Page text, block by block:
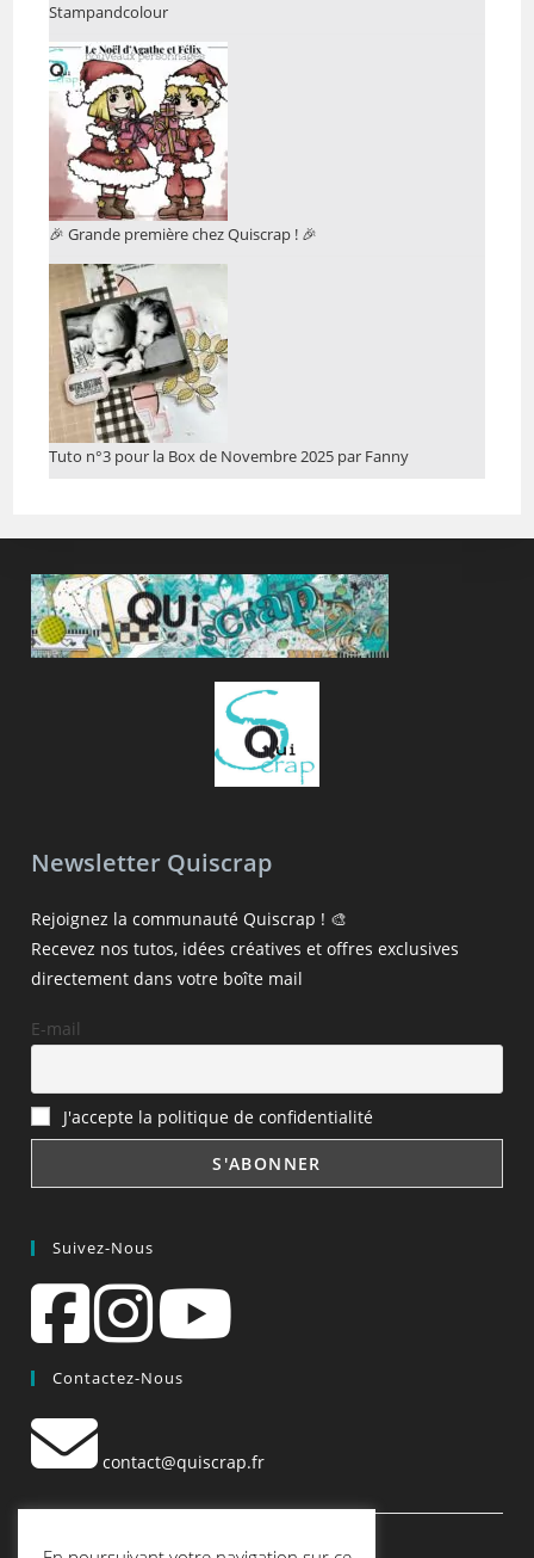
Stampandcolour
🎉 Grande première chez Quiscrap ! 🎉
Tuto n°3 pour la Box de Novembre 2025 par Fanny
Newsletter Quiscrap
Rejoignez la communauté Quiscrap ! 🎨
Recevez nos tutos, idées créatives et offres exclusives
directement dans votre boîte mail
E-mail
J'accepte la politique de confidentialité
Suivez-Nous
Contactez-Nous
contact@quiscrap.fr